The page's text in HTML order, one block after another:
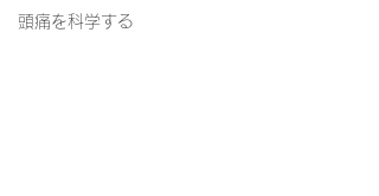
頭痛を科学する